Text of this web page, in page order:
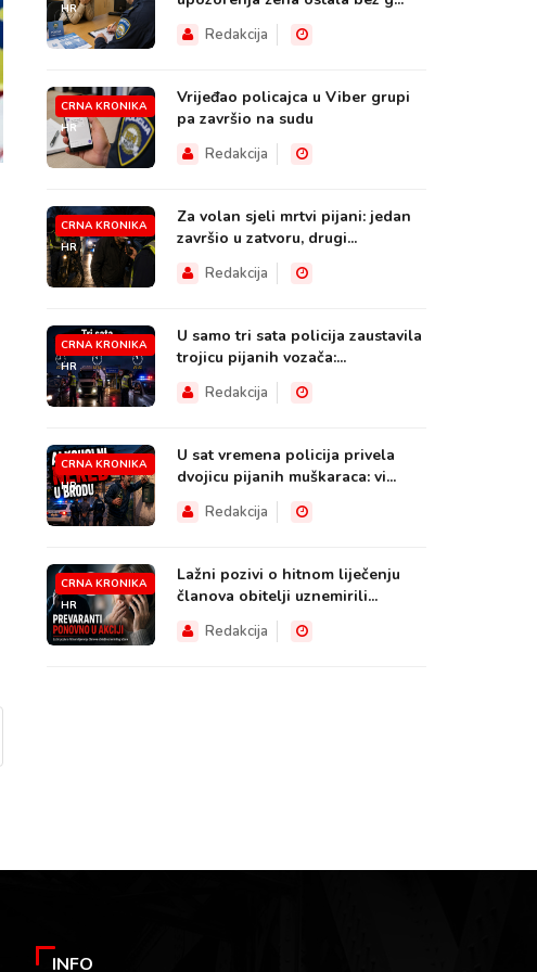
HR
Redakcija
CRNA KRONIKA
HR
Vrijeđao policajca u Viber grupi
pa završio na sudu
Redakcija
CRNA KRONIKA
HR
Za volan sjeli mrtvi pijani: jedan
završio u zatvoru, drugi...
Redakcija
CRNA KRONIKA
HR
U samo tri sata policija zaustavila
trojicu pijanih vozača:...
Redakcija
CRNA KRONIKA
HR
U sat vremena policija privela
dvojicu pijanih muškaraca: vi...
Redakcija
CRNA KRONIKA
HR
Lažni pozivi o hitnom liječenju
članova obitelji uznemirili...
Redakcija
INFO